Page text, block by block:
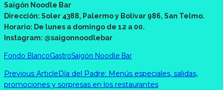
Saigón Noodle Bar
Dirección: Soler 4388, Palermo y Bolívar 986, San Telmo.
Horario: De lunes a domingo de 12 a 00.
Instagram: @saigonnoodlebar
Fondo BlancoGastroSaigón Noodle Bar
Previous ArticleDía del Padre: Menús especiales, salidas,
promociones y sorpresas en los restaurantes